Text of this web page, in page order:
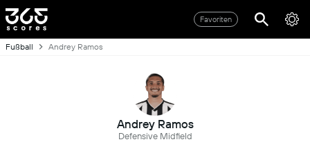
Favoriten
Fußball Andrey Ramos
Andrey Ramos
Defensive Midfield